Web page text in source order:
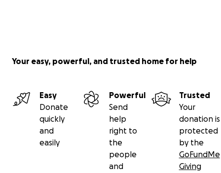
Your easy, powerful, and trusted home for help
Easy
Donate
quickly
and
easily
Powerful
Send
help
right to
the
people
and
Trusted
Your
donation is
protected
by the
GoFundMe
Giving